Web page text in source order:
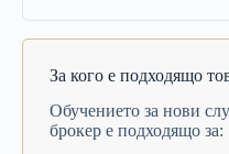
За кого е подходящо
Обучението за нови
брокер е подходящо за: